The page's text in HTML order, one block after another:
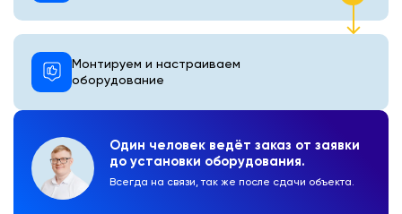
Один человек ведёт заказ от заявки
до установки оборудования.
Всегда на связи, так же после сдачи объекта.
Монтируем и настраиваем
оборудование